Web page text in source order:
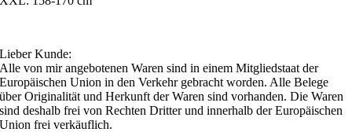
Lieber Kunde:
Alle von mir angebotenen Waren sind in einem Mitgliedstaat der
Europäischen Union in den Verkehr gebracht worden. Alle Belege
über Originalität und Herkunft der Waren sind vorhanden. Die Waren
sind deshalb frei von Rechten Dritter und innerhalb der Europäischen
Union frei verkäuflich.